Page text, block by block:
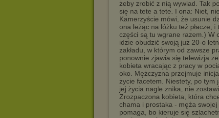
żeby zrobić z nią wywiad. Tak
się na tete a tete. I ona: Niet,
Kamerzyście mówi, że usunie
ona leżąc na łóżku też płacze,
części są tu wgrane razem.) W
idzie obudzić swoją już 20-o
zakładu, w którym od zawsze
ponownie zjawia się telewizja
kobieta wracając z pracy w
oko. Mężczyzna przejmuje
życie facetem. Niestety, po tym
jej życia nagle znika, nie
Zrozpaczona kobieta, która
chama i prostaka - męża
pomaga, bo kieruje się